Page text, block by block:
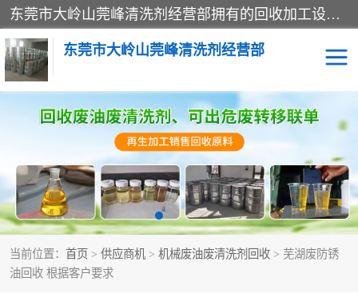
东莞市大岭山莞峰清洗剂经营部拥有的回收加工设备，大量废油回收、废清洗剂回收、废溶剂油回收、机械废油废清洗剂回收、废碳氢回收、碳氢液压油回收、碳氢二氯回收等废清洗剂处理；我们只是提供废旧化工原料的循环使用存放点，执行正规的存放，有正规的回收资质处理。同时我们公司批发零售回收级清洗剂，脱模油再生基础油，质量保证。
东莞市大岭山莞峰清洗剂经营部
当前位置： 首页 > 供应商机 > 机械废油废清洗剂回收 > 芜湖废防锈
油回收 根据客户要求
废清洗剂回收
废溶剂油回收 机械废油废清洗剂回收
废碳氢回收 碳氢液压油回收
碳氢二氯回收 回收废三四氯乙烯